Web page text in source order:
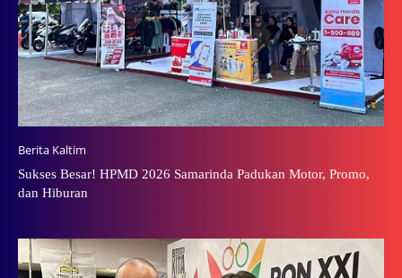
Berita Kaltim
Sukses Besar! HPMD 2026 Samarinda Padukan Motor, Promo,
dan Hiburan